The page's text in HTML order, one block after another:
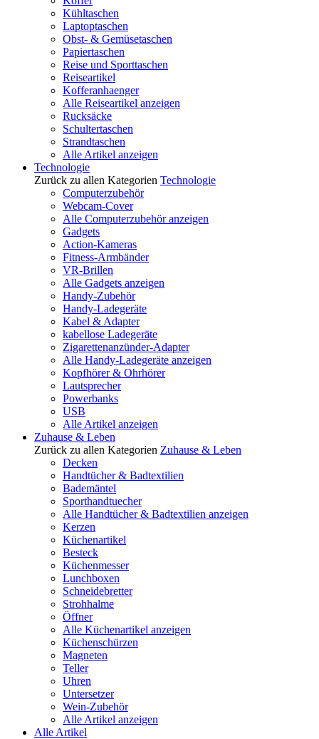
Kühltaschen
Laptoptaschen
Obst- & Gemüsetaschen
Papiertaschen
Reise und Sporttaschen
Reiseartikel
Kofferanhaenger
Alle Reiseartikel anzeigen
Rucksäcke
Schultertaschen
Strandtaschen
Alle Artikel anzeigen
Technologie
Zurück zu allen Kategorien Technologie
Computerzubehör
Webcam-Cover
Alle Computerzubehör anzeigen
Gadgets
Action-Kameras
Fitness-Armbänder
VR-Brillen
Alle Gadgets anzeigen
Handy-Zubehör
Handy-Ladegeräte
Kabel & Adapter
kabellose Ladegeräte
Zigarettenanzünder-Adapter
Alle Handy-Ladegeräte anzeigen
Kopfhörer & Ohrhörer
Lautsprecher
Powerbanks
USB
Alle Artikel anzeigen
Zuhause & Leben
Zurück zu allen Kategorien Zuhause & Leben
Decken
Handtücher & Badtextilien
Bademäntel
Sporthandtuecher
Alle Handtücher & Badtextilien anzeigen
Kerzen
Küchenartikel
Besteck
Küchenmesser
Lunchboxen
Schneidebretter
Strohhalme
Öffner
Alle Küchenartikel anzeigen
Küchenschürzen
Magneten
Teller
Uhren
Untersetzer
Wein-Zubehör
Alle Artikel anzeigen
Alle Artikel